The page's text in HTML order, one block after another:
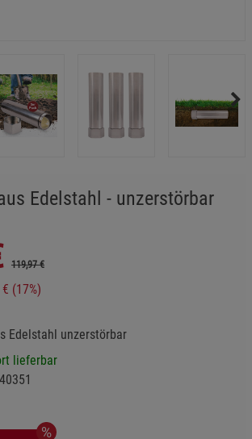
Edelstahl - unzerstörbar
119,97 €
(17%)
Edelstahl unzerstörbar
lieferbar